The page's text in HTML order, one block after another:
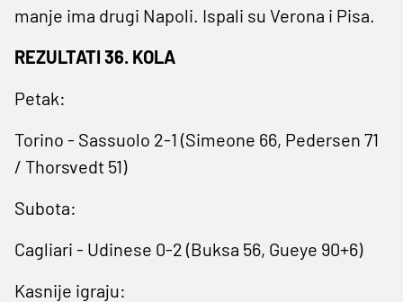
manje ima drugi Napoli. Ispali su Verona i Pisa.
REZULTATI 36. KOLA
Petak:
Torino - Sassuolo 2-1 (Simeone 66, Pedersen 71
/ Thorsvedt 51)
Subota:
Cagliari - Udinese 0-2 (Buksa 56, Gueye 90+6)
Kasnije igraju: